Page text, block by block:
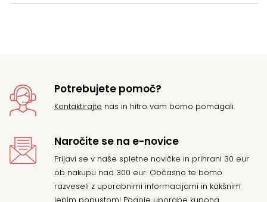
Potrebujete pomoč?
Kontaktirajte nas in hitro vam bomo pomagali.
Naročite se na e-novice
Prijavi se v naše spletne novičke in prihrani 30 eur
ob nakupu nad 300 eur. Občasno te bomo
razveseli z uporabnimi informacijami in kakšnim